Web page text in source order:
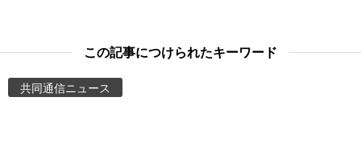
この記事につけられたキーワード
共同通信ニュース